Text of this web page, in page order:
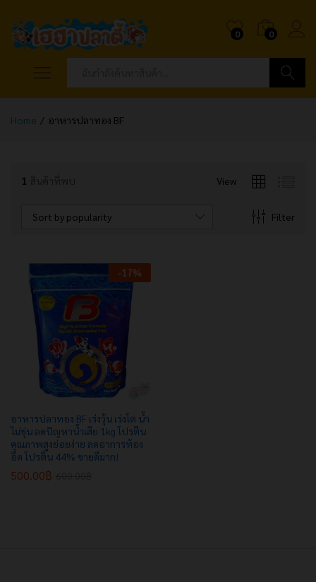
0 0
ค้นหา
Home / อาหารปลาทอง BF
1 View
Filter
Sort by popularity
-17%
อาหารปลาทอง BF เร่งวุ้น เร่งโต น้ำ
ไม่ขุ่น ลดปัญหาน้ำเสีย 1kg โปรตีน
คุณภาพสูงย่อยง่าย ลดอาการท้อง
อืด โปรตีน 44% ขายดีมาก!
500.00฿